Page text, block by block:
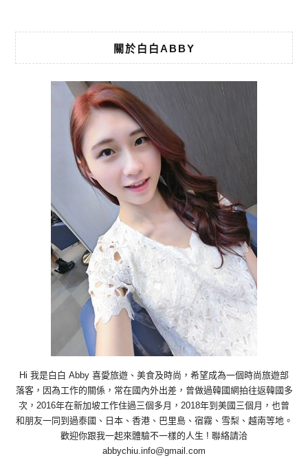
關於白白ABBY
Hi 我是白白 Abby 喜愛旅遊、美食及時尚，希望成為一個時尚旅遊部
落客，因為工作的關係，常在國內外出差，曾做過韓國網拍往返韓國多
次，2016年在新加坡工作住過三個多月，2018年到美國三個月，也曾
和朋友一同到過泰國、日本、香港、巴里島、宿霧、雪梨、越南等地。
歡迎你跟我一起來體驗不一樣的人生 ! 聯絡請洽
abbychiu.info@gmail.com